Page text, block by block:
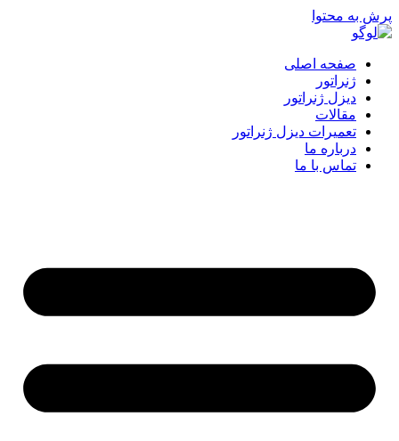
پرش به محتوا
صفحه اصلی
ژنراتور
دیزل ژنراتور
مقالات
تعمیرات دیزل ژنراتور
درباره ما
تماس با ما